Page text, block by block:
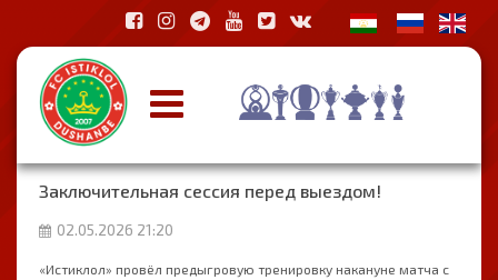
Заключительная сессия перед выездом!
02.05.2026 21:20
«Истиклол» провёл предыгровую тренировку накануне матча с